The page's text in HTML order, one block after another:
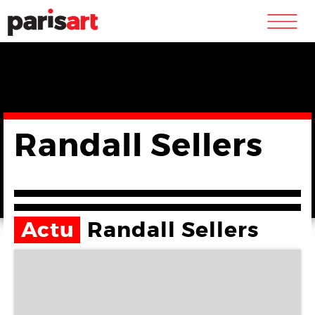
m
Randall Sellers
Actu Randall Sellers